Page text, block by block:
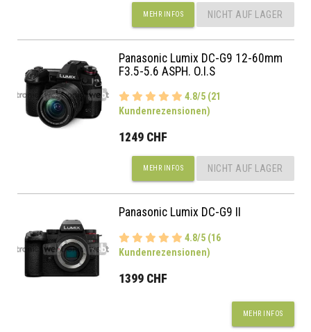
MEHR INFOS NICHT AUF LAGER
Panasonic Lumix DC-G9 12-60mm
F3.5-5.6 ASPH. O.I.S
4.8/5 (21
Kundenrezensionen)
1249 CHF
MEHR INFOS NICHT AUF LAGER
Panasonic Lumix DC-G9 II
4.8/5 (16
Kundenrezensionen)
1399 CHF
MEHR INFOS